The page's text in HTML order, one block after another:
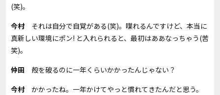
(笑)。
今村それは自分で自覚がある(笑)。喋れるんですけど、本当に
真新しい環境にポン! と入れられると、最初はああなっちゃう(苦
笑)。
仲田 殻を破るのに一年くらいかかったんじゃない？
今村かかったね。一年かけてやっと慣れてきたんだと思う。